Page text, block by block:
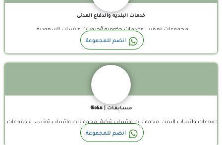
خدمات البلديه والدفاع المدنى
مجموعات تعقيب وخدمات حكومية //جروبات واتساب السعودية
انضم للمجموعة
مـسـابـقـات | 𝕲𝖔𝖐𝖚
مجموعات واتساب اليمن, مجموعات واتساب تركية, مجموعات واتساب تونس,
انضم للمجموعة